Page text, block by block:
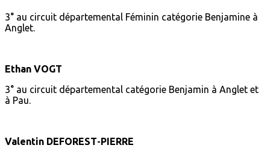
3° au circuit départemental Féminin catégorie Benjamine à
Anglet.
Ethan VOGT
3° au circuit départemental catégorie Benjamin à Anglet et
à Pau.
Valentin DEFOREST‐PIERRE